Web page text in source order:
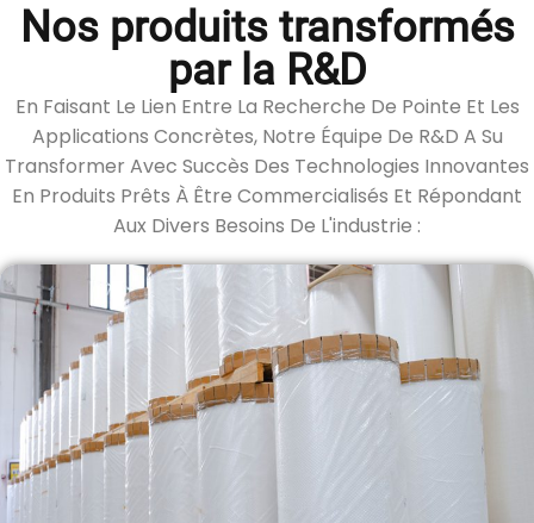
Nos produits transformés
par la R&D
En Faisant Le Lien Entre La Recherche De Pointe Et Les
Applications Concrètes, Notre Équipe De R&D A Su
Transformer Avec Succès Des Technologies Innovantes
En Produits Prêts À Être Commercialisés Et Répondant
Aux Divers Besoins De L'industrie :